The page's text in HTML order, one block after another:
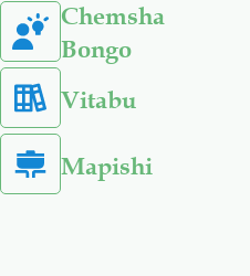
Chemsha
Bongo
Vitabu
Mapishi